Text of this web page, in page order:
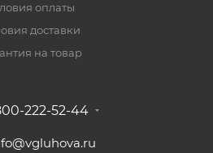
оплаты
доставки
на товар
222-52-44